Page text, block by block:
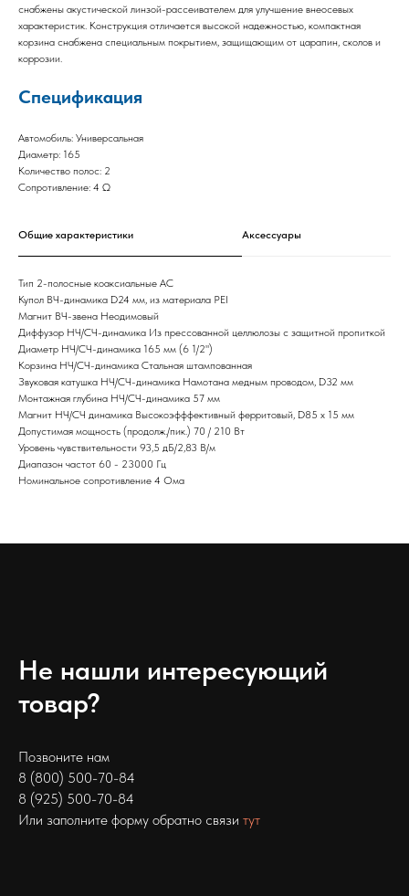
снабжены акустической линзой-рассеивателем для улучшение внеосевых
характеристик. Конструкция отличается высокой надежностью, компактная
корзина снабжена специальным покрытием, защищающим от царапин, сколов и
коррозии.
Спецификация
Автомобиль: Универсальная
Диаметр: 165
Количество полос: 2
Сопротивление: 4 Ω
Общие характеристики Аксессуары
Тип 2-полосные коаксиальные АС
Купол ВЧ-динамика D24 мм, из материала PEI
Магнит ВЧ-звена Неодимовый
Диффузор НЧ/СЧ-динамика Из прессованной целлюлозы с защитной пропиткой
Диаметр НЧ/СЧ-динамика 165 мм (6 1/2")
Корзина НЧ/СЧ-динамика Стальная штампованная
Звуковая катушка НЧ/СЧ-динамика Намотана медным проводом, D32 мм
Монтажная глубина НЧ/СЧ-динамика 57 мм
Магнит НЧ/СЧ динамика Высокоэфффективный ферритовый, D85 х 15 мм
Допустимая мощность (продолж./пик.) 70 / 210 Вт
Уровень чувствительности 93,5 дБ/2,83 В/м
Диапазон частот 60 - 23000 Гц
Номинальное сопротивление 4 Ома
Не нашли интересующий
товар?
Позвоните нам
8 (800) 500-70-84
8 (925) 500-70-84
Или заполните форму обратно связи тут